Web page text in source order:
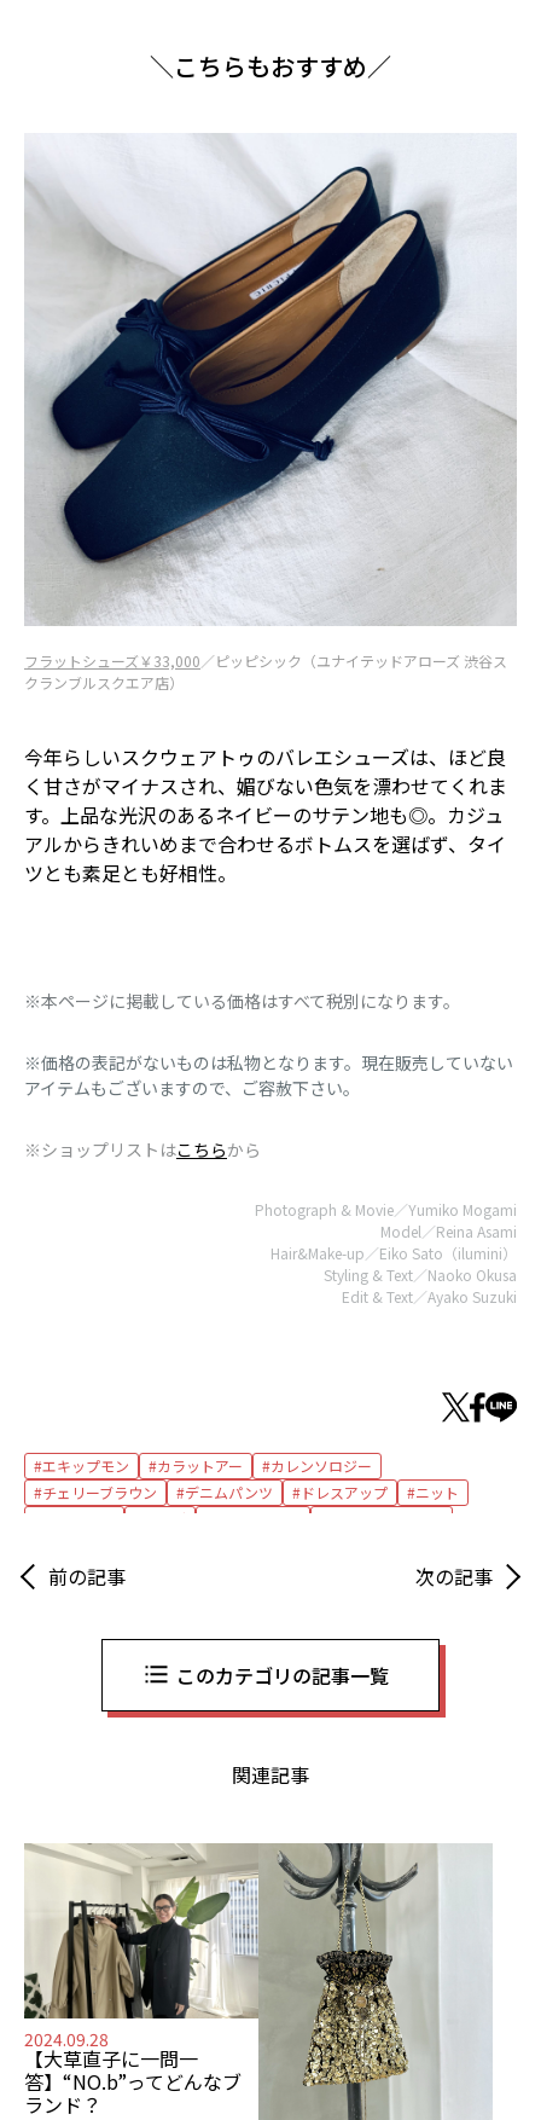
＼こちらもおすすめ／
フラットシューズ￥33,000／ピッピシック（ユナイテッドアローズ 渋谷ス
クランブルスクエア店）
今年らしいスクウェアトゥのバレエシューズは、ほど良
く甘さがマイナスされ、媚びない色気を漂わせてくれま
す。上品な光沢のあるネイビーのサテン地も◎。カジュ
アルからきれいめまで合わせるボトムスを選ばず、タイ
ツとも素足とも好相性。
※本ページに掲載している価格はすべて税別になります。
※価格の表記がないものは私物となります。現在販売していない
アイテムもございますので、ご容赦下さい。
※ショップリストはこちらから
Photograph & Movie／Yumiko Mogami
Model／Reina Asami
Hair&Make-up／Eiko Sato（ilumini）
Styling & Text／Naoko Okusa
Edit & Text／Ayako Suzuki
エキップモン カラットアー
カレンソロジー
チェリーブラウン
デニムパンツ ドレスアップ
ニット
バッグ
ユナイテッドアローズ
前の記事 次の記事
このカテゴリの記事一覧
関連記事
2024.09.28
【大草直子に一問一
答】“NO.b”ってどんなブ
ランド？